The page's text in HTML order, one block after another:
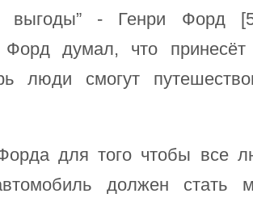
выгоды” - Генри Форд
Форд думал, что
люди смогут
для того чтобы все
должен стать